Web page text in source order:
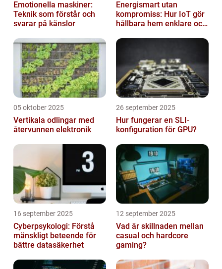
Emotionella maskiner:
Teknik som förstår och
svarar på känslor
Energismart utan
kompromiss: Hur IoT gör
hållbara hem enklare och
05 oktober 2025
Vertikala odlingar med
återvunnen elektronik
26 september 2025
Hur fungerar en SLI-
konfiguration för GPU?
16 september 2025
Cyberpsykologi: Förstå
mänskligt beteende för
bättre datasäkerhet
12 september 2025
Vad är skillnaden mellan
casual och hardcore
gaming?